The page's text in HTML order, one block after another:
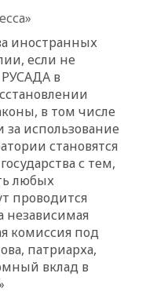
иностранных
если не
в
в том числе
за использование
становятся
с тем,
любых
проводится
независимая
комиссия под
патриарха,
вклад в